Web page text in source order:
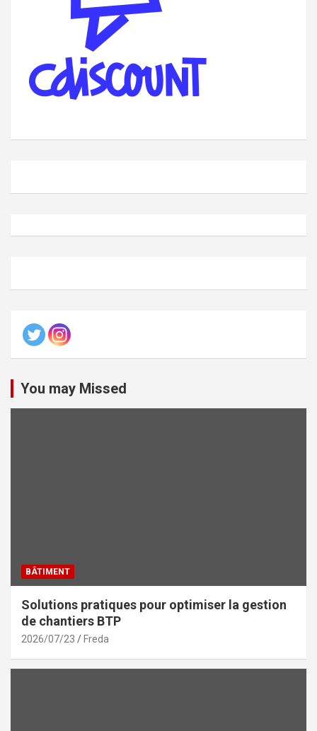
You may Missed
BÂTIMENT
Solutions pratiques pour optimiser la gestion
de chantiers BTP
2026/07/23 Freda